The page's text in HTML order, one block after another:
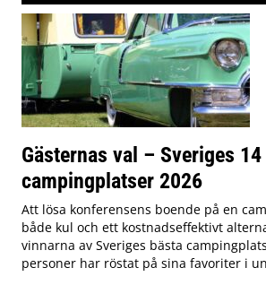
Gästernas val – Sveriges
campingplatser 2026
Att lösa konferensens boende på en
både kul och ett kostnadseffektivt
vinnarna av Sveriges bästa
personer har röstat på sina favoriter i